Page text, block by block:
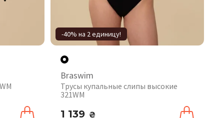
-40% на 2 единицу!
Braswim
Трусы купальные слипы высокие
321WM
1 139 ₴